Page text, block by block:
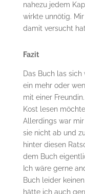
nahezu jedem
wirkte unnötig.
damit versucht
Fazit
Das Buch las
ein mehr oder
mit einer
Kost lesen
Allerdings war mir
sie nicht ab und
hinter diesen
dem Buch
Ich wäre gerne
Buch leider
hätte ich auch